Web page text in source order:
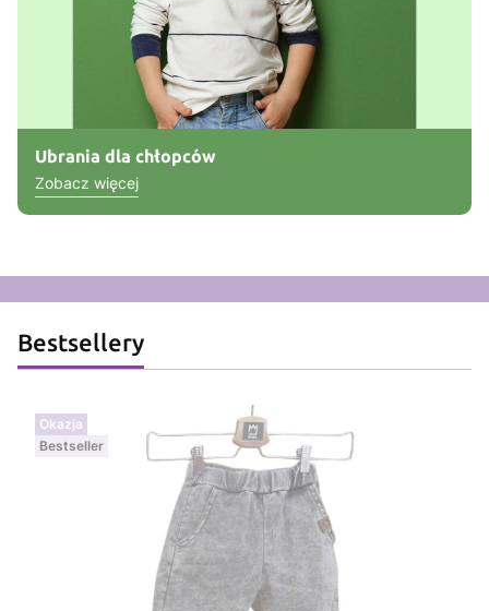
Ubrania dla chłopców
Zobacz więcej
Bestsellery
Okazja
Bestseller